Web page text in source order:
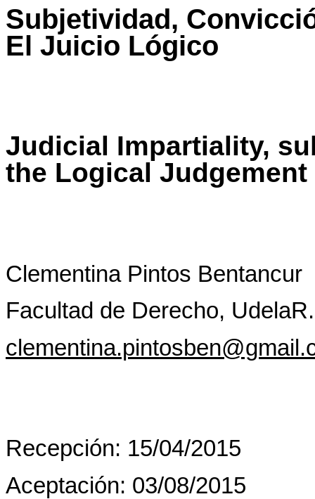
Subjetividad,
El Juicio Lógico
Judicial Impartiality,
the Logical Judgement
Clementina Pintos Bentancur
Facultad de Derecho, UdelaR.
Recepción: 15/04/2015
Aceptación: 03/08/2015